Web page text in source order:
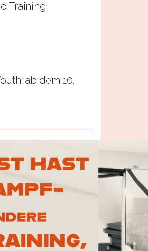
Training
ab dem 10.